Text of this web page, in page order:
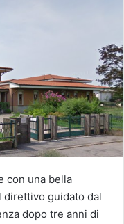
con una bella
direttivo guidato dal
dopo tre anni di